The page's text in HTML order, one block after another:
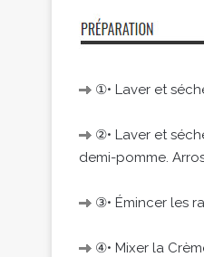
①• Laver et
②• Laver et
demi-pomme.
③• Émincer les
④• Mixer la